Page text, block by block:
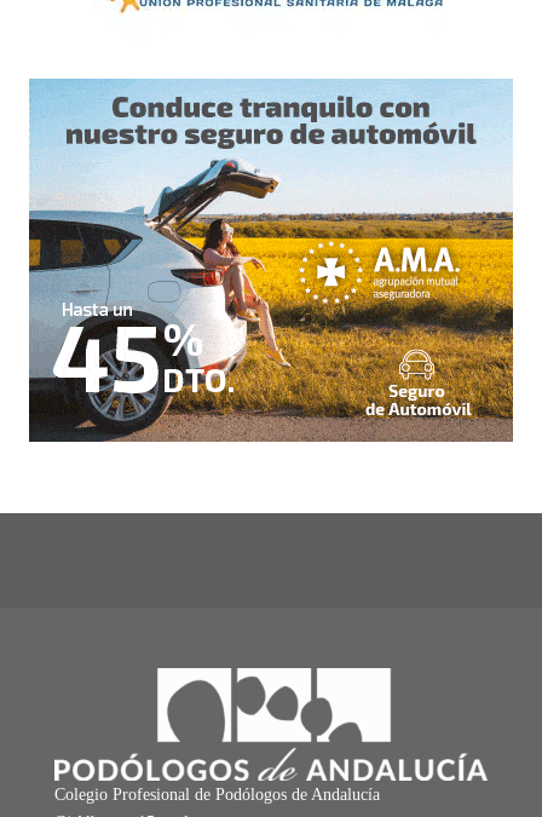
Colegio Profesional de Podólogos de Andalucía